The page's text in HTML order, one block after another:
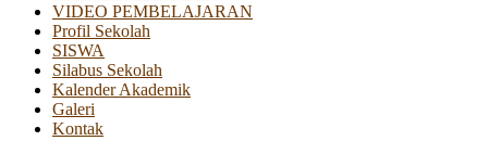
VIDEO PEMBELAJARAN
Profil Sekolah
SISWA
Silabus Sekolah
Kalender Akademik
Galeri
Kontak